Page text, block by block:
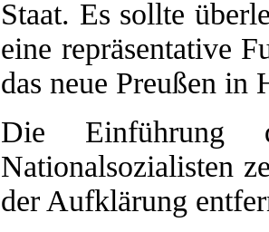
Staat. Es sollte
eine repräsentative
das neue Preußen in
Die Einführung
Nationalsozialisten
der Aufklärung